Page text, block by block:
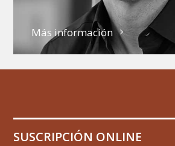
Más información
SUSCRIPCIÓN ONLINE